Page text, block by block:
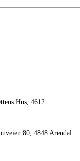
Hus, 4612
80, 4848 Arendal